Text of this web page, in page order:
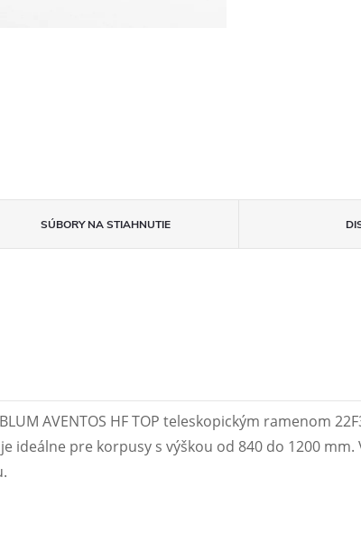
SÚBORY NA STIAHNUTIE
AVENTOS HF TOP teleskopickým ramenom
ideálne pre korpusy s výškou od 840 do 1200